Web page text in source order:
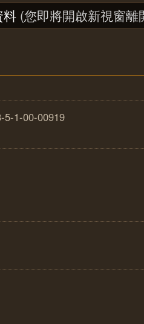
料 (您即將開啟新視窗離
5-1-00-00919